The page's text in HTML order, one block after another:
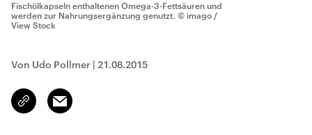
Fischölkapseln enthaltenen Omega-3-Fettsäuren und
werden zur Nahrungsergänzung genutzt. © imago /
View Stock
Von Udo Pollmer | 21.08.2015
Link
kopieren/teilen
Email